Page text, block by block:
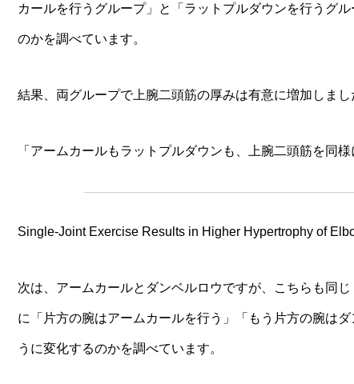
カールを行うグループ」と「ラットプルダウンを行うグ
のかを調べています。
結果、両グループで上腕二頭筋の厚みは有意に増加しま
「アームカールもラットプルダウンも、上腕二頭筋を同
Single-Joint Exercise Results in Higher Hypertrophy of
次は、アームカールとダンベルロウですが、こちらも同
に「片方の腕はアームカールを行う」「もう片方の腕は
うに変化するのかを調べています。